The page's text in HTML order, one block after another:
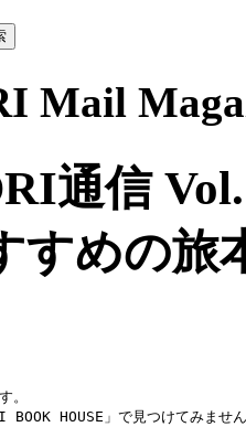
Mail
通信
めの旅
。
BOOK HOUSE」で見つけてみませ